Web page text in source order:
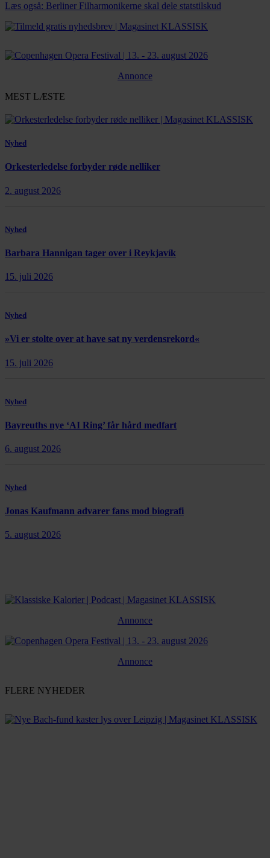
Læs også: Berliner Filharmonikerne skal dele statstilskud
Annonce
MEST LÆSTE
Nyhed
Orkesterledelse forbyder røde nelliker
2. august 2026
Nyhed
Barbara Hannigan tager over i Reykjavík
15. juli 2026
Nyhed
»Vi er stolte over at have sat ny verdensrekord«
15. juli 2026
Nyhed
Bayreuths nye ‘AI Ring’ får hård medfart
6. august 2026
Nyhed
Jonas Kaufmann advarer fans mod biografi
5. august 2026
Annonce
Annonce
FLERE NYHEDER